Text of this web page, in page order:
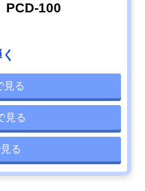
PCD-100
見る
見る
る